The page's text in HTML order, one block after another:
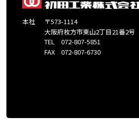
本社
〒573-1114
大阪府枚方市東山2丁目21番2号
TEL 072-807-5851
FAX 072-807-6730